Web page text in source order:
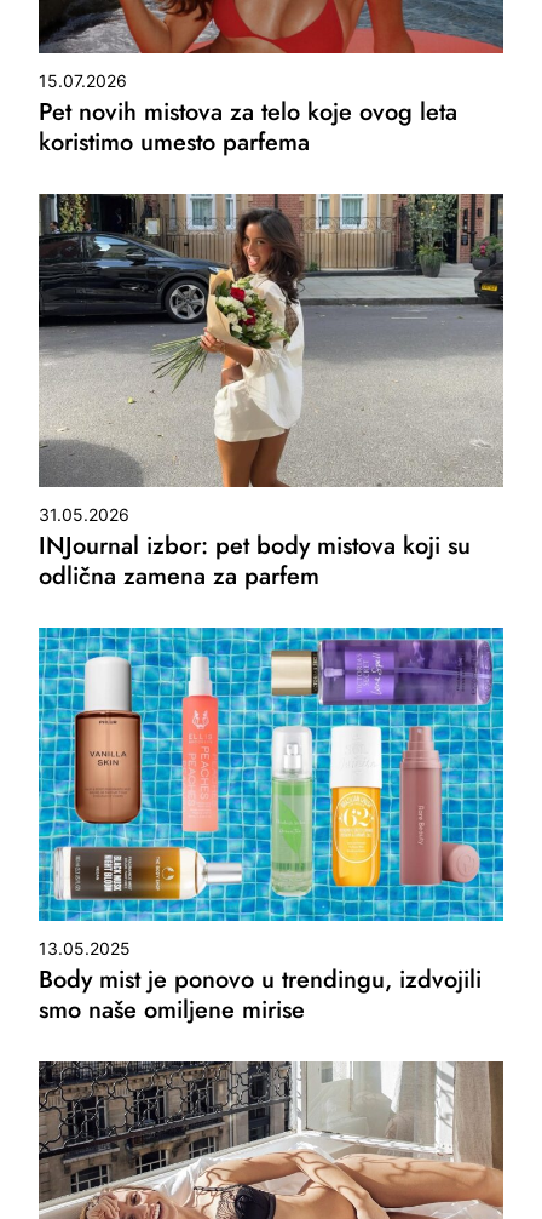
15.07.2026
Pet novih mistova za telo koje ovog leta
koristimo umesto parfema
31.05.2026
INJournal izbor: pet body mistova koji su
odlična zamena za parfem
13.05.2025
Body mist je ponovo u trendingu, izdvojili
smo naše omiljene mirise